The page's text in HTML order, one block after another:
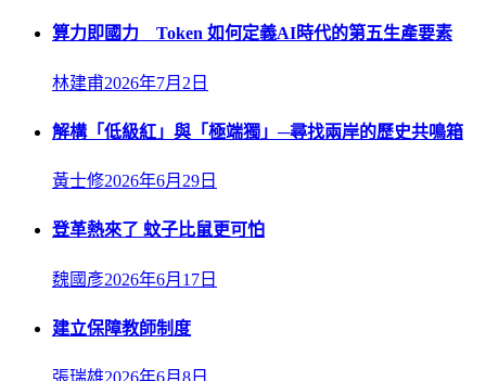
算力即國力 Token 如何定義AI時代的第五生產要素
林建甫2026年7月2日
解構「低級紅」與「極端獨」─尋找兩岸的歷史共鳴箱
黃士修2026年6月29日
登革熱來了 蚊子比鼠更可怕
魏國彥2026年6月17日
建立保障教師制度